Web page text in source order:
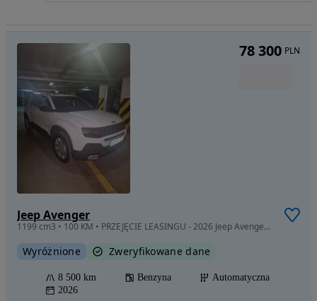
Jeep Avenger
1199 cm3 • 100 KM • PRZEJĘCIE LEASINGU - 2026 Jeep Avenger Altitude
Wyróżnione Zweryfikowane dane
8 500 km Benzyna
Automatyczna
2026
78 300 PLN